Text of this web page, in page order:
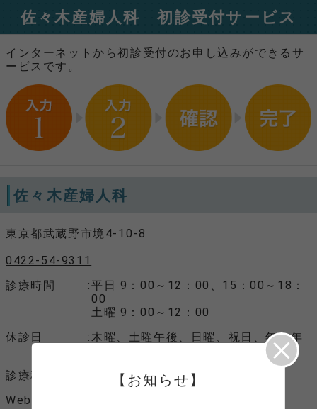
佐々木産婦人科 初診受付サービス
インターネットから初診受付のお申し込みができるサ
ービスです。
佐々木産婦人科
東京都武蔵野市境4-10-8
0422-54-9311
診療時間
平日 9：00～12：00、15：00～18：
00
土曜 9：00～12：00
休診日
木曜、土曜午後、日曜、祝日、年末年
診療科目
婦人科、内科、小児科
Webサイト
【お知らせ】